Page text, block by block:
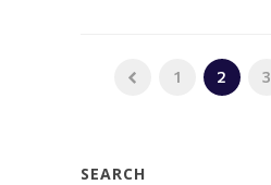
1 2 3
SEARCH